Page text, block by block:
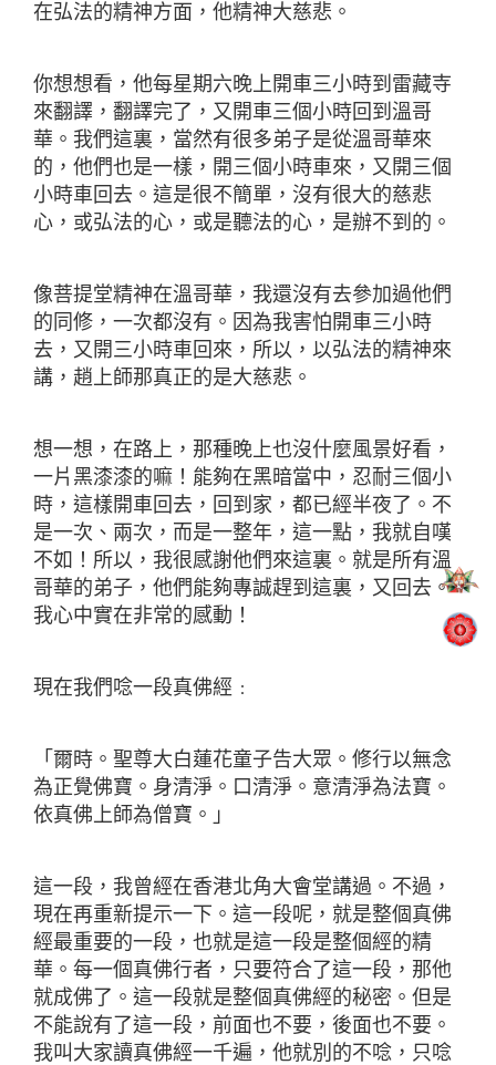
在弘法的精神方面，他精神大慈悲。
你想想看，他每星期六晚上開車三小時到雷藏寺
來翻譯，翻譯完了，又開車三個小時回到溫哥
華。我們這裏，當然有很多弟子是從溫哥華來
的，他們也是一樣，開三個小時車來，又開三個
小時車回去。這是很不簡單，沒有很大的慈悲
心，或弘法的心，或是聽法的心，是辦不到的。
像菩提堂精神在溫哥華，我還沒有去參加過他們
的同修，一次都沒有。因為我害怕開車三小時
去，又開三小時車回來，所以，以弘法的精神來
講，趙上師那真正的是大慈悲。
想一想，在路上，那種晚上也沒什麼風景好看，
一片黑漆漆的嘛！能夠在黑暗當中，忍耐三個小
時，這樣開車回去，回到家，都已經半夜了。不
是一次、兩次，而是一整年，這一點，我就自嘆
不如！所以，我很感謝他們來這裏。就是所有溫
哥華的弟子，他們能夠專誠趕到這裏，又回去。
我心中實在非常的感動！
現在我們唸一段真佛經﹕
「爾時。聖尊大白蓮花童子告大眾。修行以無念
為正覺佛寶。身清淨。口清淨。意清淨為法寶。
依真佛上師為僧寶。」
這一段，我曾經在香港北角大會堂講過。不過，
現在再重新提示一下。這一段呢，就是整個真佛
經最重要的一段，也就是這一段是整個經的精
華。每一個真佛行者，只要符合了這一段，那他
就成佛了。這一段就是整個真佛經的秘密。但是
不能說有了這一段，前面也不要，後面也不要。
我叫大家讀真佛經一千遍，他就別的不唸，只唸